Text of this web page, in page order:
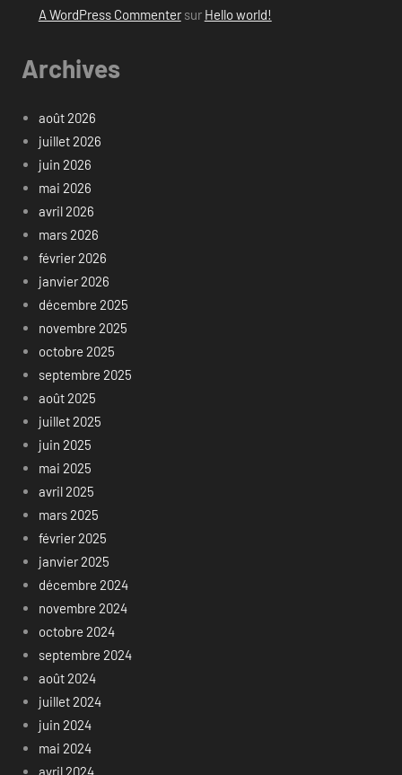
A WordPress Commentersur Hello world!
Archives
août 2026
juillet 2026
juin 2026
mai 2026
avril 2026
mars 2026
février 2026
janvier 2026
décembre 2025
novembre 2025
octobre 2025
septembre 2025
août 2025
juillet 2025
juin 2025
mai 2025
avril 2025
mars 2025
février 2025
janvier 2025
décembre 2024
novembre 2024
octobre 2024
septembre 2024
août 2024
juillet 2024
juin 2024
mai 2024
avril 2024